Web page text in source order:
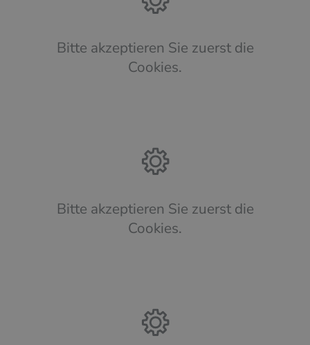
Bitte akzeptieren Sie zuerst die
Cookies.
Bitte akzeptieren Sie zuerst die
Cookies.